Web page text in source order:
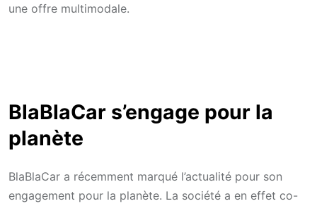
une offre multimodale.
BlaBlaCar s’engage pour la
planète
BlaBlaCar a récemment marqué l’actualité pour son
engagement pour la planète. La société a en effet co-